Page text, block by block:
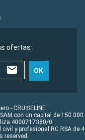
ofertas
OK
- CRUISELINE
con un capital de 150 000
4000717380/0
y profesional RC RSA de
reserved